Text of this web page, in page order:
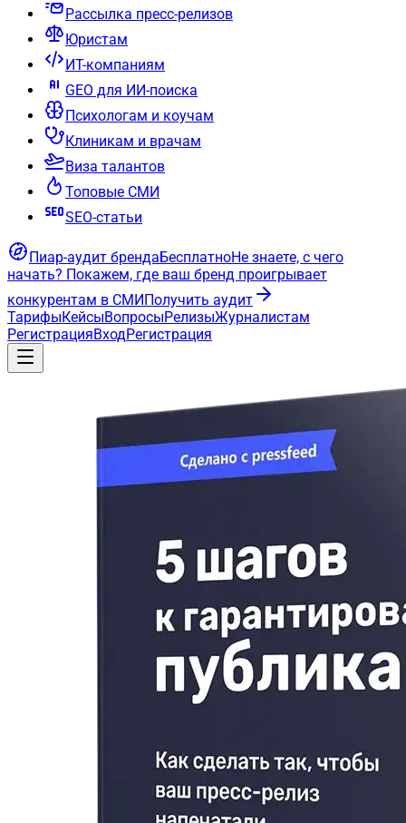
Рассылка пресс-релизов
Юристам
ИТ-компаниям
GEO для ИИ-поиска
Психологам и коучам
Клиникам и врачам
Виза талантов
Топовые СМИ
SEO-статьи
Пиар-аудит брендаБесплатноНе знаете, с чего
начать? Покажем, где ваш бренд проигрывает
конкурентам в СМИПолучить аудит
ТарифыКейсыВопросыРелизыЖурналистам
РегистрацияВходРегистрация